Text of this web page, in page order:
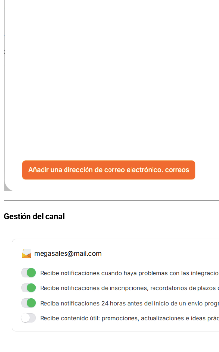
Gestión del canal